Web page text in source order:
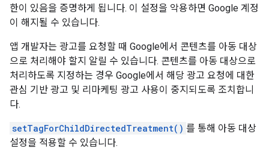
한이 있음을 증명하게 됩니다. 이 설정을 악용하면 Google 계정
이 해지될 수 있습니다.
앱 개발자는 광고를 요청할 때 Google에서 콘텐츠를 아동 대상
으로 처리해야 할지 알릴 수 있습니다. 콘텐츠를 아동 대상으로
처리하도록 지정하는 경우 Google에서 해당 광고 요청에 대한
관심 기반 광고 및 리마케팅 광고 사용이 중지되도록 조치합니
다.
setTagForChildDirectedTreatment() 를 통해 아동 대상
설정을 적용할 수 있습니다.